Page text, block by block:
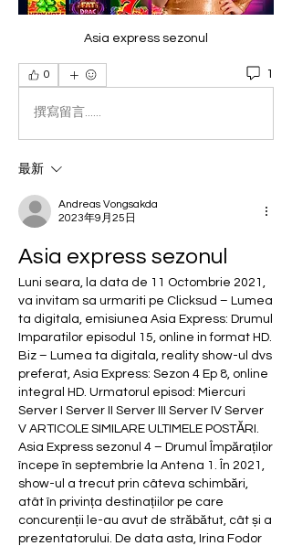
Asia express sezonul
0 1
撰寫留言......
最新
Andreas Vongsakda
2023年9月25日
Asia express sezonul
Luni seara, la data de 11 Octombrie 2021,
va invitam sa urmariti pe Clicksud – Lumea
ta digitala, emisiunea Asia Express: Drumul
Imparatilor episodul 15, online in format HD.
Biz – Lumea ta digitala, reality show-ul dvs
preferat, Asia Express: Sezon 4 Ep 8, online
integral HD. Urmatorul episod: Miercuri
Server I Server II Server III Server IV Server
V ARTICOLE SIMILARE ULTIMELE POSTĂRI.
Asia Express sezonul 4 – Drumul Împăraților
începe în septembrie la Antena 1. În 2021,
show-ul a trecut prin câteva schimbări,
atât în privința destinațiilor pe care
concurenții le-au avut de străbătut, cât și a
prezentatorului. De data asta, Irina Fodor